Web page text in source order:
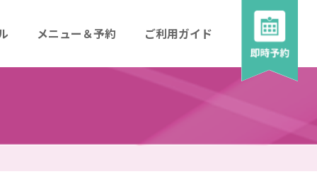
メニュー＆予約 ご利用ガイド